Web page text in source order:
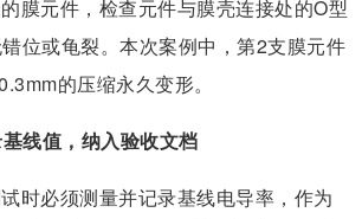
膜元件，检查元件与膜壳连接处的O型
位或龟裂。本次案例中，第2支膜元件
的压缩永久变形。
线值，纳入验收文档
时必须测量并记录基线电导率，作为